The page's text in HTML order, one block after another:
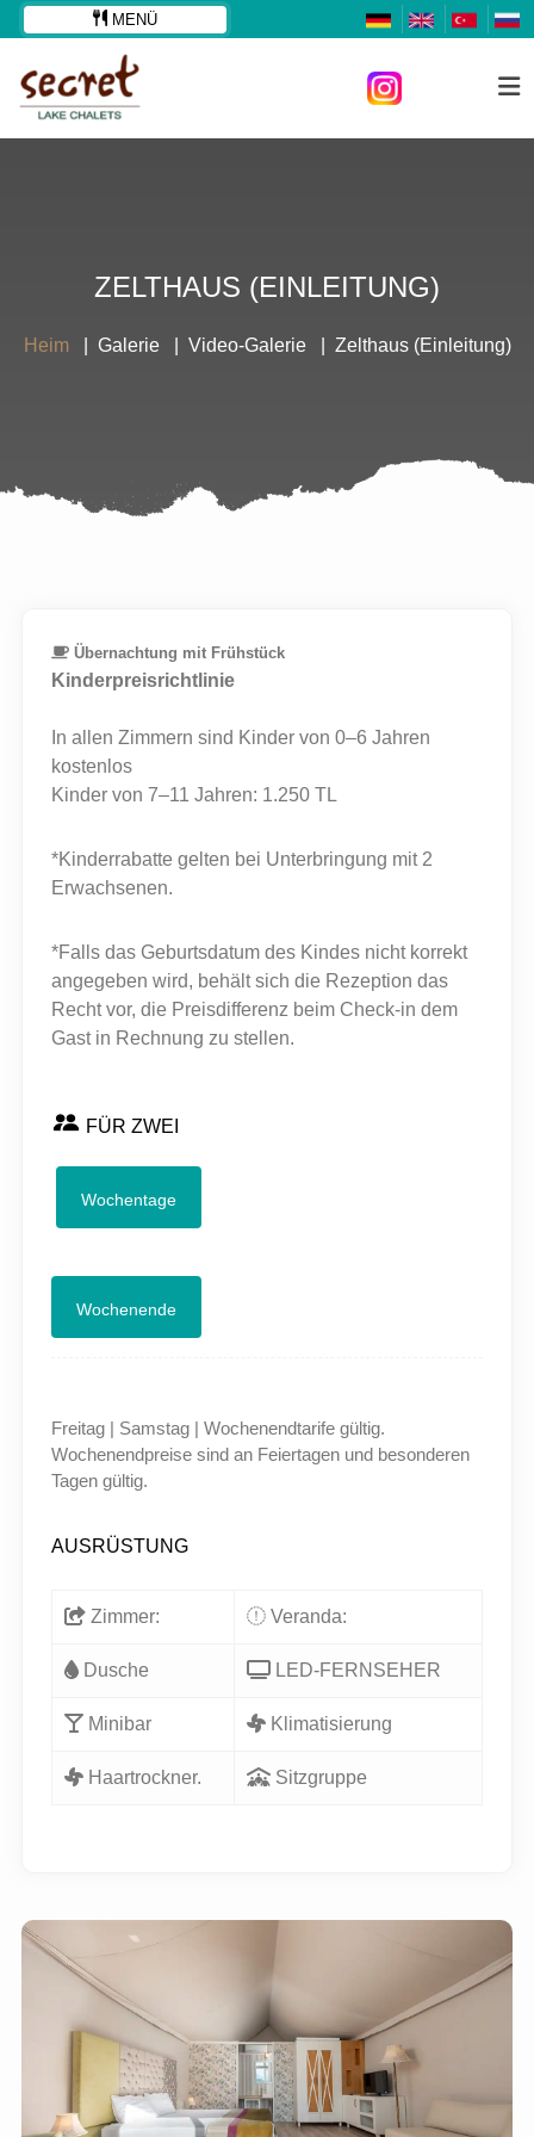
MENÜ
ZELTHAUS (EINLEITUNG)
Heim Galerie Video-Galerie Zelthaus (Einleitung)
Übernachtung mit Frühstück
Kinderpreisrichtlinie
In allen Zimmern sind Kinder von 0–6 Jahren
kostenlos
Kinder von 7–11 Jahren: 1.250 TL
*Kinderrabatte gelten bei Unterbringung mit 2
Erwachsenen.
*Falls das Geburtsdatum des Kindes nicht korrekt
angegeben wird, behält sich die Rezeption das
Recht vor, die Preisdifferenz beim Check-in dem
Gast in Rechnung zu stellen.
FÜR ZWEI
Wochentage
Wochenende
Freitag | Samstag | Wochenendtarife gültig.
Wochenendpreise sind an Feiertagen und besonderen
Tagen gültig.
AUSRÜSTUNG
Zimmer: Veranda:
Dusche LED-FERNSEHER
Minibar Klimatisierung
Haartrockner. Sitzgruppe